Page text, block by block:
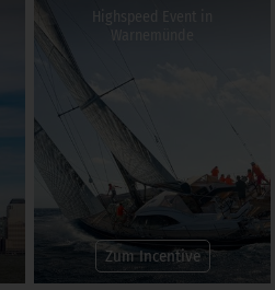
Highspeed Event in
Zum Incentive